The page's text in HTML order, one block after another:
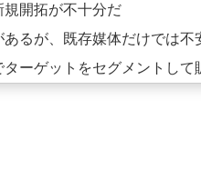
規開拓が不十分だ
あるが、既存媒体だけでは不
ターゲットをセグメントして